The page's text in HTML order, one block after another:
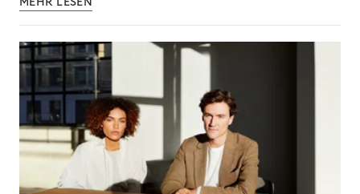
MEHR LESEN